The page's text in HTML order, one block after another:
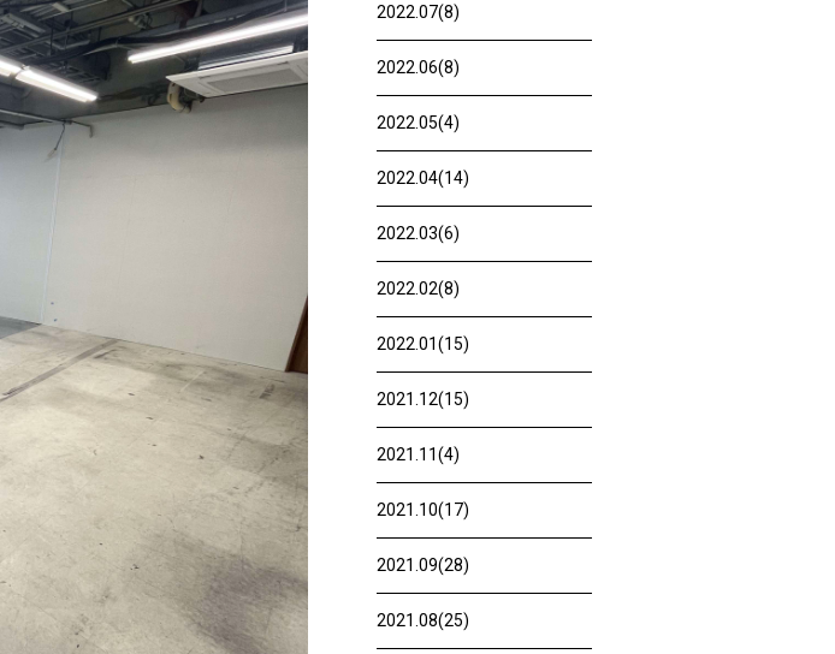
2022.07(8)
2022.06(8)
2022.05(4)
2022.04(14)
2022.03(6)
2022.02(8)
2022.01(15)
2021.12(15)
2021.11(4)
2021.10(17)
2021.09(28)
2021.08(25)